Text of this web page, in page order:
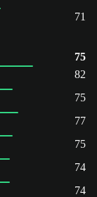
71
75
82
75
77
75
74
74